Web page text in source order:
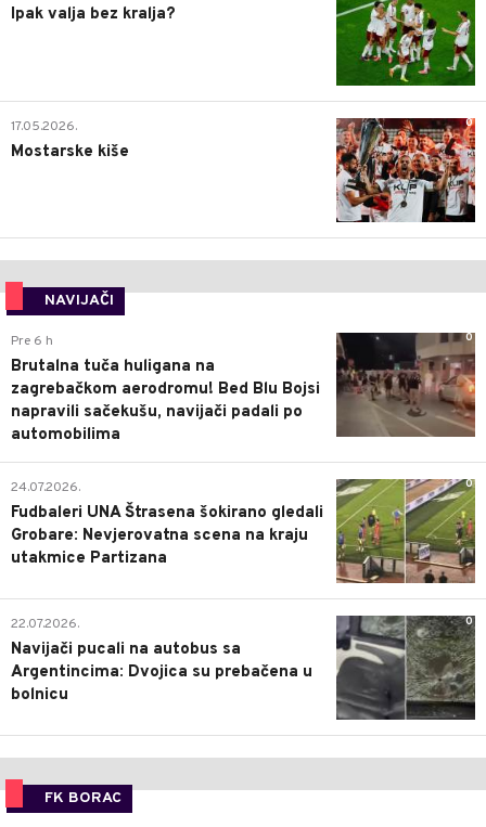
Ipak valja bez kralja?
0
17.05.2026.
Mostarske kiše
NAVIJAČI
0
Pre 6 h
Brutalna tuča huligana na
zagrebačkom aerodromu! Bed Blu Bojsi
napravili sačekušu, navijači padali po
automobilima
0
24.07.2026.
Fudbaleri UNA Štrasena šokirano gledali
Grobare: Nevjerovatna scena na kraju
utakmice Partizana
0
22.07.2026.
Navijači pucali na autobus sa
Argentincima: Dvojica su prebačena u
bolnicu
FK BORAC